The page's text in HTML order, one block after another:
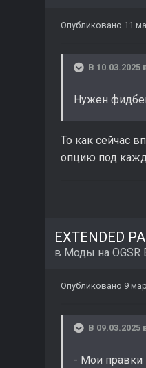
Опубликовано 11
В 10.03.2025
Нужен
То как сейчас
опцию под
EXTENDED
в Моды на OGSR
Опубликовано 9
В 09.03.2025
- Мои правки